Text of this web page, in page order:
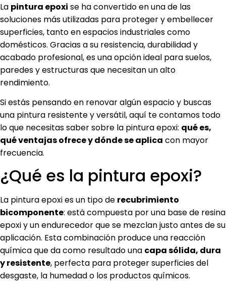
La pintura epoxi se ha convertido en una de las
soluciones más utilizadas para proteger y embellecer
superficies, tanto en espacios industriales como
domésticos. Gracias a su resistencia, durabilidad y
acabado profesional, es una opción ideal para suelos,
paredes y estructuras que necesitan un alto
rendimiento.
Si estás pensando en renovar algún espacio y buscas
una pintura resistente y versátil, aquí te contamos todo
lo que necesitas saber sobre la pintura epoxi: qué es,
qué ventajas ofrece y dónde se aplica con mayor
frecuencia.
¿Qué es la pintura epoxi?
La pintura epoxi es un tipo de recubrimiento
bicomponente: está compuesta por una base de resina
epoxi y un endurecedor que se mezclan justo antes de su
aplicación. Esta combinación produce una reacción
química que da como resultado una capa sólida, dura
y resistente, perfecta para proteger superficies del
desgaste, la humedad o los productos químicos.